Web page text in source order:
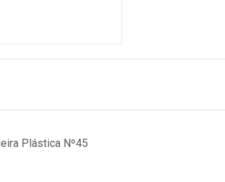
Plástica Nº45